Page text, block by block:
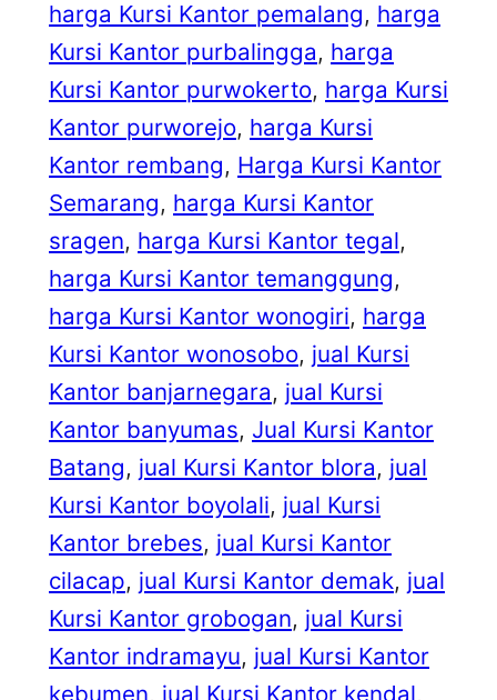
harga Kursi Kantor pemalang, harga
Kursi Kantor purbalingga, harga
Kursi Kantor purwokerto, harga Kursi
Kantor purworejo, harga Kursi
Kantor rembang, Harga Kursi Kantor
Semarang, harga Kursi Kantor
sragen, harga Kursi Kantor tegal
harga Kursi Kantor temanggung
harga Kursi Kantor wonogiri, harga
Kursi Kantor wonosobo, jual Kursi
Kantor banjarnegara, jual Kursi
Kantor banyumas, Jual Kursi Kantor
Batang, jual Kursi Kantor blora, jual
Kursi Kantor boyolali, jual Kursi
Kantor brebes, jual Kursi Kantor
cilacap, jual Kursi Kantor demak, jual
Kursi Kantor grobogan, jual Kursi
Kantor indramayu, jual Kursi Kantor
kebumen, jual Kursi Kantor kendal